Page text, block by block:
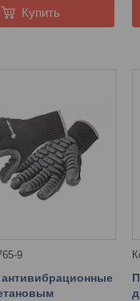
Купить
9
антивибрационные